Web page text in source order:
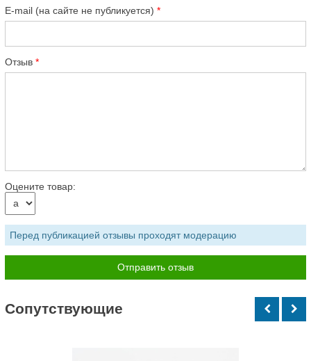
E-mail (на сайте не публикуется)
Отзыв
Оцените товар:
Перед публикацией отзывы проходят модерацию
Cопутствующие